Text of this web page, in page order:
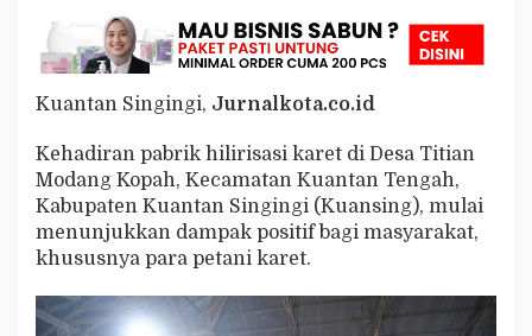
i
a
u
e
o
p
r
a
s
d
i
Kuantan Singingi, Jurnalkota.co.id
Kehadiran pabrik hilirisasi karet di Desa Titian
Modang Kopah, Kecamatan Kuantan Tengah,
Kabupaten Kuantan Singingi (Kuansing), mulai
menunjukkan dampak positif bagi masyarakat,
khususnya para petani karet.